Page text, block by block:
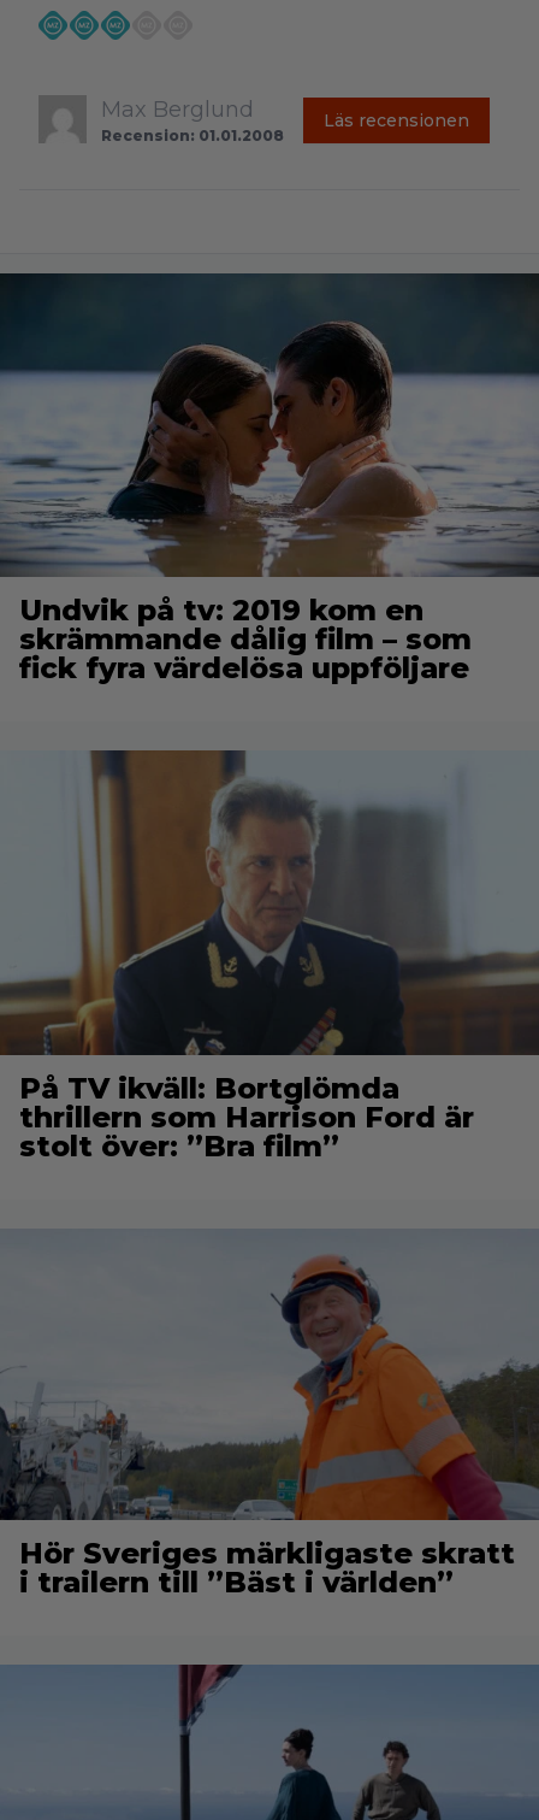
Max Berglund
Recension: 01.01.2008
Läs recensionen
Undvik på tv: 2019 kom en
skrämmande dålig film – som
fick fyra värdelösa uppföljare
På TV ikväll: Bortglömda
thrillern som Harrison Ford är
stolt över: ”Bra film”
Hör Sveriges märkligaste skratt
i trailern till ”Bäst i världen”